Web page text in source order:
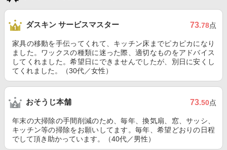
ダスキン サービスマスター 73.78点
家具の移動を手伝ってくれて、キッチン床までピカピカになり
ました。ワックスの種類に迷った際、適切なものをアドバイス
してくれました。希望日にできませんでしたが、別日に安くし
てくれました。（30代／女性）
おそうじ本舗 73.50点
年末の大掃除の手間削減のため、毎年、換気扇、窓、サッシ、
キッチン等の掃除をお願いしてます。毎年、希望どおりの日程
でして頂き助かっています。（40代／男性）